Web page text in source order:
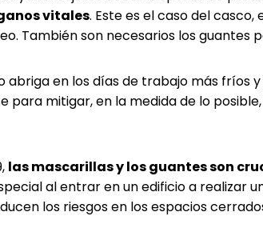
vitales. Este es el caso del casco,
También son necesarios los guantes
abriga en los días de trabajo más fríos
para mitigar, en la medida de lo
las mascarillas y los guantes son
al entrar en un edificio a realizar
los riesgos en los espacios